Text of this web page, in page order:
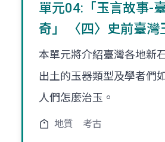
單元04:「玉言故事-
奇」 〈四〉史前臺灣
本單元將介紹臺灣各地新
出土的玉器類型及學者們
人們怎麼治玉。
地質 考古